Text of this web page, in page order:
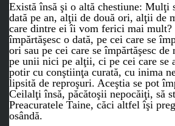
Există însă şi o altă chestiune: Mulţi
dată pe an, alţii de două ori, alţii de
care dintre ei îi vom ferici mai mult?
împărtăşesc o dată, pe cei care se
ori sau pe cei care se împărtăşesc
pe unii nici pe alţii, ci pe cei care se
potir cu conştiinţa curată, cu inima
lipsită de reproşuri. Aceştia se pot
Ceilalţi însă, păcătoşii nepocăiţi, să
Preacuratele Taine, căci altfel îşi
osândă.